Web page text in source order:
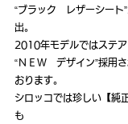
“ブラック　レザーシート
出。
2010年モデルではステ
“ＮＥＷ　デザイン”採用
おります。
シロッコでは珍しい【純
も